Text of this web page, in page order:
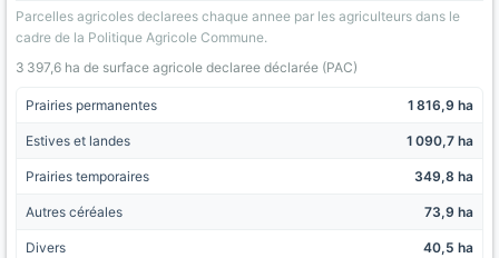
Parcelles agricoles declarees chaque annee par les agriculteurs dans le
cadre de la Politique Agricole Commune.
3 397,6 ha de surface agricole declaree déclarée (PAC)
Prairies permanentes 1 816,9 ha
Estives et landes 1 090,7 ha
Prairies temporaires 349,8 ha
Autres céréales 73,9 ha
Divers 40,5 ha